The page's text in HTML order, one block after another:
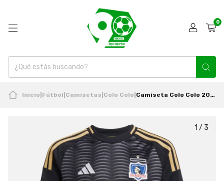
0
Inicio Fútbol Camisetas Colo Colo Camiseta Colo Colo 2025 Infantil Visita Original Adidas
1 / 3